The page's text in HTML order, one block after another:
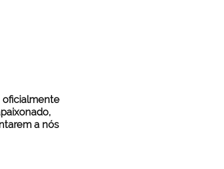
oficialmente
a nós